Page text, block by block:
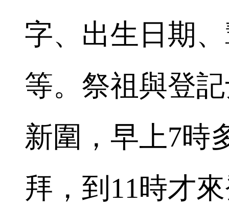
字、出生日期
等。祭祖與登
新圍，早上7時
拜，到11時才